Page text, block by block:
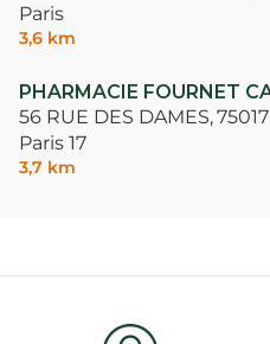
Paris
3,6 km
PHARMACIE FOURNET
56 RUE DES DAMES,75017
Paris 17
3,7 km